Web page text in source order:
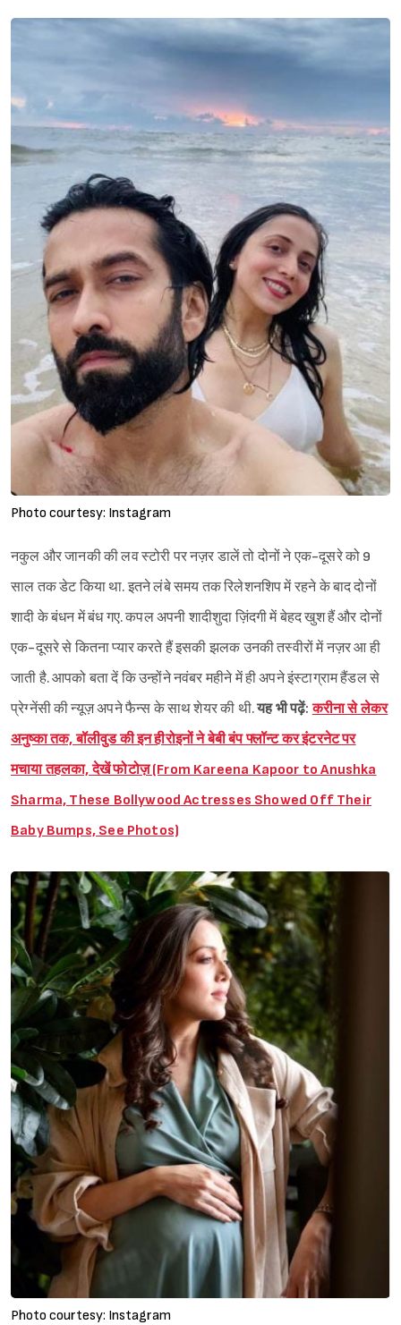
Photo courtesy: Instagram
नकुल और जानकी की लव स्टोरी पर नज़र डालें तो दोनों ने एक-दूसरे को 9
साल तक डेट किया था. इतने लंबे समय तक रिलेशनशिप में रहने के बाद दोनों
शादी के बंधन में बंध गए. कपल अपनी शादीशुदा ज़िंदगी में बेहद खुश हैं और दोनों
एक-दूसरे से कितना प्यार करते हैं इसकी झलक उनकी तस्वीरों में नज़र आ ही
जाती है. आपको बता दें कि उन्होंने नवंबर महीने में ही अपने इंस्टाग्राम हैंडल से
प्रेग्नेंसी की न्यूज़ अपने फैन्स के साथ शेयर की थी.यह भी पढ़ें:करीना से लेकर
अनुष्का तक, बॉलीवुड की इन हीरोइनों ने बेबी बंप फ्लॉन्ट कर इंटरनेट पर
मचाया तहलका, देखें फोटोज़ (From Kareena Kapoor to Anushka
Sharma, These Bollywood Actresses Showed Off Their
Baby Bumps, See Photos)
Photo courtesy: Instagram